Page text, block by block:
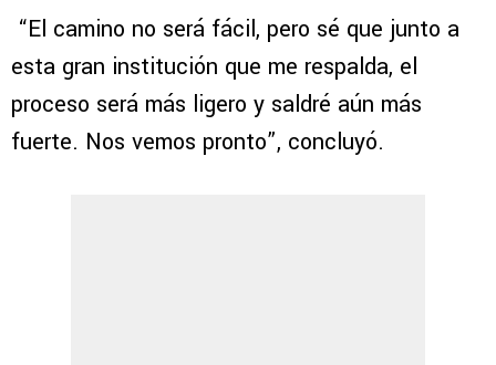
“El camino no será fácil, pero sé que junto a
esta gran institución que me respalda, el
proceso será más ligero y saldré aún más
fuerte. Nos vemos pronto”, concluyó.